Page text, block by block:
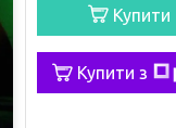
Купити
Купити з